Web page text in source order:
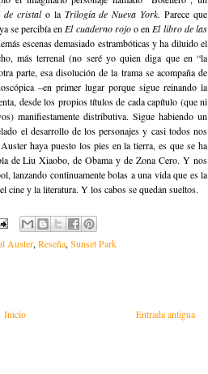
de cristalo la Trilogía de Nueva York.Parece que
se percibía en El cuaderno rojoo en El libro de las
escenas demasiado estrambóticas y ha diluido el
más terrenal (no seré yo quien diga que en “la
parte, esa disolución de la trama se acompaña de
–en primer lugar porque sigue reinando la
desde los propios títulos de cada capítulo (que ni
manifiestamente distributiva. Sigue habiendo un
el desarrollo de los personajes y casi todos nos
haya puesto los pies en la tierra, es que se ha
de Liu Xiaobo, de Obama y de Zona Cero. Y nos
lanzando continuamente bolas a una vida que es la
cine y la literatura. Y los cabos se quedan sueltos.
Auster, Reseña, Sunset Park
Entrada antigua
Inicio